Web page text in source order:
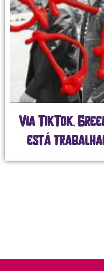
Via TikTok,
está